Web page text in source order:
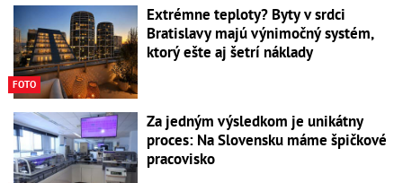
FOTO
Extrémne teploty? Byty v srdci
Bratislavy majú výnimočný systém,
ktorý ešte aj šetrí náklady
Za jedným výsledkom je unikátny
proces: Na Slovensku máme špičkové
pracovisko